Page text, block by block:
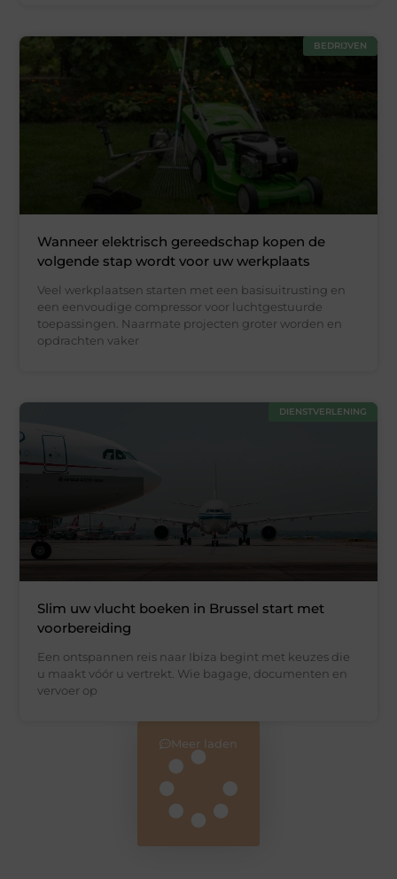
BEDRIJVEN
Wanneer elektrisch gereedschap kopen de
volgende stap wordt voor uw werkplaats
Veel werkplaatsen starten met een basisuitrusting en
een eenvoudige compressor voor luchtgestuurde
toepassingen. Naarmate projecten groter worden en
opdrachten vaker
DIENSTVERLENING
Slim uw vlucht boeken in Brussel start met
voorbereiding
Een ontspannen reis naar Ibiza begint met keuzes die
u maakt vóór u vertrekt. Wie bagage, documenten en
vervoer op
Meer laden